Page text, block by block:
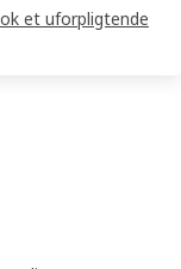
et uforpligtende